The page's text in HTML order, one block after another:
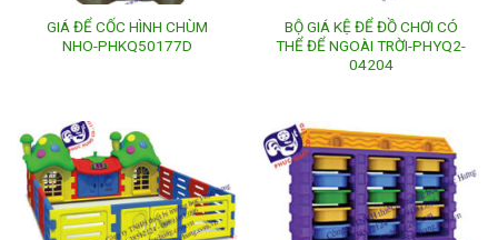
GIÁ ĐỂ CỐC HÌNH CHÙM
NHO-PHKQ50177D
BỘ GIÁ KỆ ĐỂ ĐỒ CHƠI CÓ
THỂ ĐỂ NGOÀI TRỜI-PHYQ2-
04204